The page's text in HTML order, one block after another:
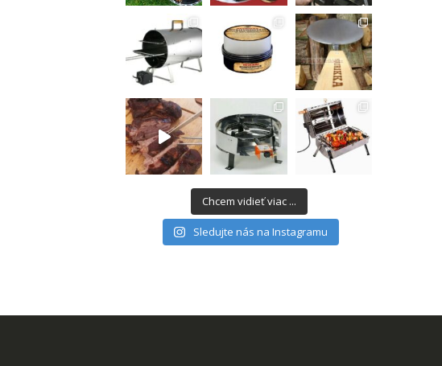
Chcem vidieť viac ...
Sledujte nás na Instagramu